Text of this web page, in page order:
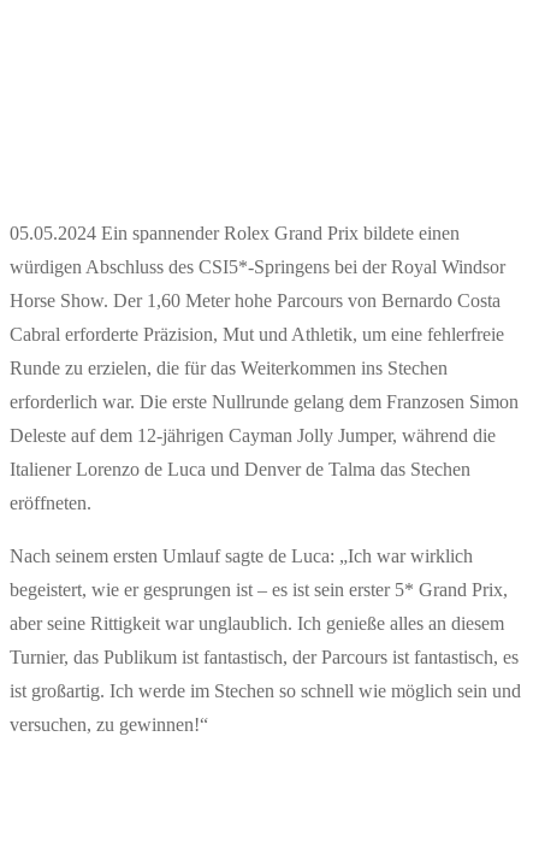
05.05.2024 Ein spannender Rolex Grand Prix bildete einen
würdigen Abschluss des CSI5*-Springens bei der Royal Windsor
Horse Show. Der 1,60 Meter hohe Parcours von Bernardo Costa
Cabral erforderte Präzision, Mut und Athletik, um eine fehlerfreie
Runde zu erzielen, die für das Weiterkommen ins Stechen
erforderlich war. Die erste Nullrunde gelang dem Franzosen Simon
Deleste auf dem 12-jährigen Cayman Jolly Jumper, während die
Italiener Lorenzo de Luca und Denver de Talma das Stechen
eröffneten.
Nach seinem ersten Umlauf sagte de Luca: „Ich war wirklich
begeistert, wie er gesprungen ist – es ist sein erster 5* Grand Prix,
aber seine Rittigkeit war unglaublich. Ich genieße alles an diesem
Turnier, das Publikum ist fantastisch, der Parcours ist fantastisch, es
ist großartig. Ich werde im Stechen so schnell wie möglich sein und
versuchen, zu gewinnen!“